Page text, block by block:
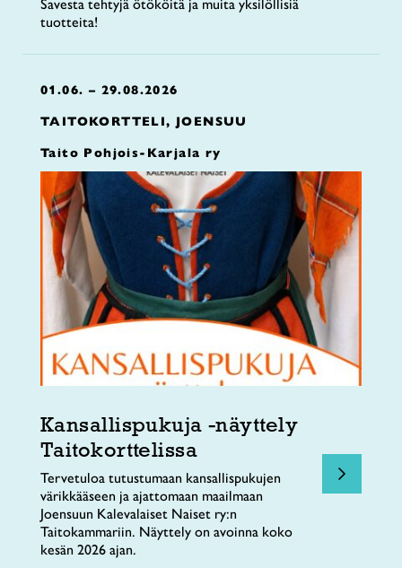
Savesta tehtyjä ötököitä ja muita yksilöllisiä
tuotteita!
01.06. – 29.08.2026
TAITOKORTTELI, JOENSUU
Taito Pohjois-Karjala ry
Kansallispukuja -näyttely
Taitokorttelissa
Tervetuloa tutustumaan kansallispukujen
värikkääseen ja ajattomaan maailmaan
Joensuun Kalevalaiset Naiset ry:n
Taitokammariin. Näyttely on avoinna koko
kesän 2026 ajan.